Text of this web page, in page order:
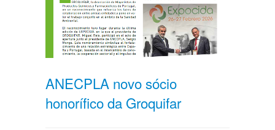
ANECPLA novo sócio
honorífico da Groquifar